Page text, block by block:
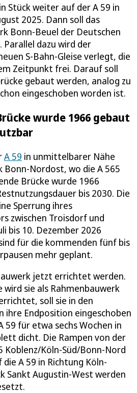
Stück weiter auf der A 59 in
2025. Dann soll das
Bonn-Beuel der Deutschen
Parallel dazu wird der
S-Bahn-Gleise verlegt, die
Zeitpunkt frei. Darauf soll
gebaut werden, analog zu
eingeschoben worden ist.
wurde 1966 gebaut
A 59 in unmittelbarer Nähe
Bonn-Nordost, wo die A 565
Brücke wurde 1966
bis 2030. Die
Sperrung ihres
zwischen Troisdorf und
bis 10. Dezember 2026
für die kommenden fünf bis
mehr geplant.
jetzt errichtet werden.
wird sie als Rahmenbauwerk
soll sie in den
ihre Endposition eingeschoben
59 für etwa sechs Wochen in
dicht. Die Rampen von der
Koblenz/Köln-Süd/Bonn-Nord
A 59 in Richtung Köln-
Sankt Augustin-West werden